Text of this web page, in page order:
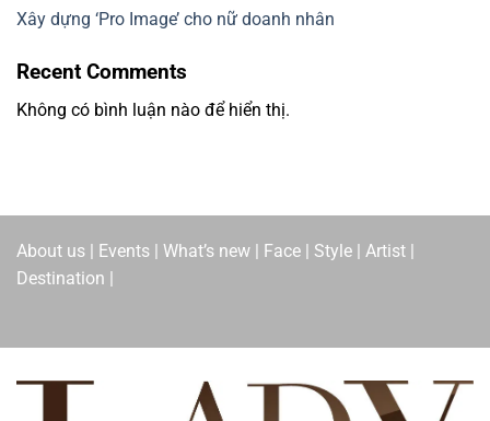
Xây dựng ‘Pro Image’ cho nữ doanh nhân
Recent Comments
Không có bình luận nào để hiển thị.
About us | Events | What’s new | Face | Style | Artist |
Destination |